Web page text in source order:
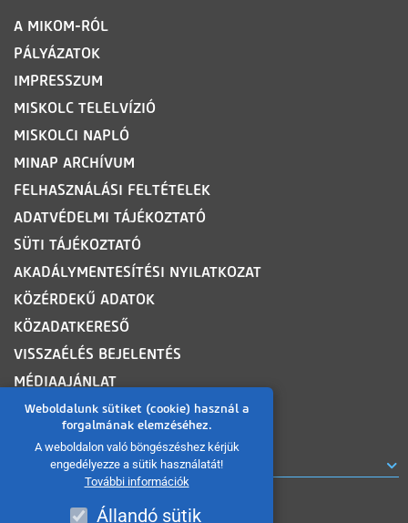
Weboldalunk sütiket (cookie) használ a
forgalmának elemzéséhez.
A weboldalon való böngészéshez kérjük
engedélyezze a sütik használatát!
További információk
Állandó sütik
LÁBLÉC
A MIKOM-RÓL
PÁLYÁZATOK
IMPRESSZUM
MISKOLC TELELVÍZIÓ
MISKOLCI NAPLÓ
MINAP ARCHÍVUM
FELHASZNÁLÁSI FELTÉTELEK
ADATVÉDELMI TÁJÉKOZTATÓ
SÜTI TÁJÉKOZTATÓ
AKADÁLYMENTESÍTÉSI NYILATKOZAT
KÖZÉRDEKŰ ADATOK
KÖZADATKERESŐ
VISSZAÉLÉS BEJELENTÉS
MÉDIAAJÁNLAT
OLDALTÉRKÉP
ROVATOK